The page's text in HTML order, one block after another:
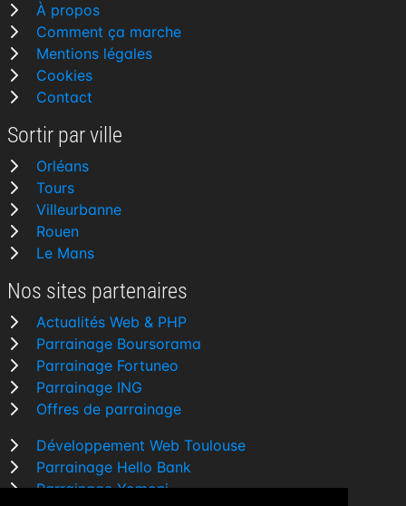
À propos
Comment ça marche
Mentions légales
Cookies
Contact
Sortir par ville
Orléans
Tours
Villeurbanne
Rouen
Le Mans
Nos sites partenaires
Actualités Web & PHP
Parrainage Boursorama
Parrainage Fortuneo
Parrainage ING
Offres de parrainage
Développement Web Toulouse
Parrainage Hello Bank
Parrainage Yomoni